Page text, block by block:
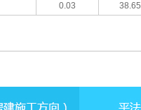
0.03 38.65